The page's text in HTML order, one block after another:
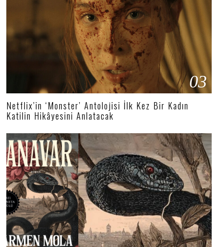
03
Netflix’in ‘Monster’ Antolojisi İlk Kez Bir Kadın
Katilin Hikâyesini Anlatacak